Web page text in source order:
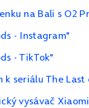
na Bali s O2
- Instagram"
- TikTok"
seriálu The Last
vysávač